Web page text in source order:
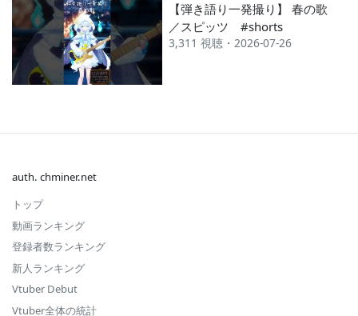
【弾き語り一発撮り】 春の歌
／スピッツ #shorts
3,311 視聴・2026-07-26
auth. chminer.net
トップ
動画ランキング
登録者数ランキング
新人ランキング
Vtuber Debut
Vtuber全体の統計